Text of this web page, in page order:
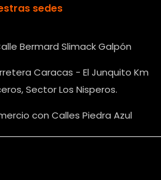
sedes
Bermard Slimack Galpón
Caracas - El Junquito Km
Sector Los Nisperos.
con Calles Piedra Azul